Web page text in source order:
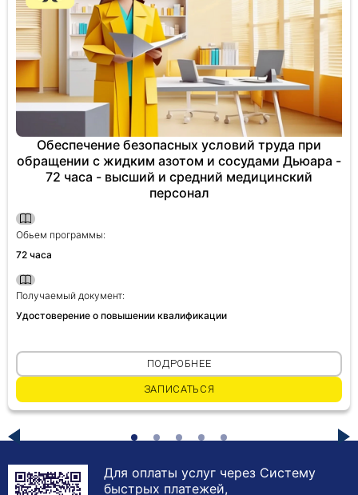
Обеспечение безопасных условий труда при
обращении с жидким азотом и сосудами Дьюара -
72 часа - высший и средний медицинский
персонал
Обьем программы:
72 часа
Получаемый документ:
Удостоверение о повышении квалификации
ПОДРОБНЕЕ
ЗАПИСАТЬСЯ
Для оплаты услуг через Систему
быстрых платежей,